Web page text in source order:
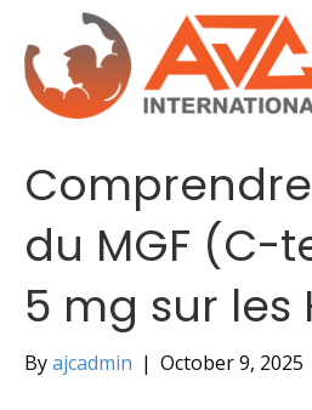
du MGF (C-
5 mg sur les
Byajcadmin | October 9, 2025